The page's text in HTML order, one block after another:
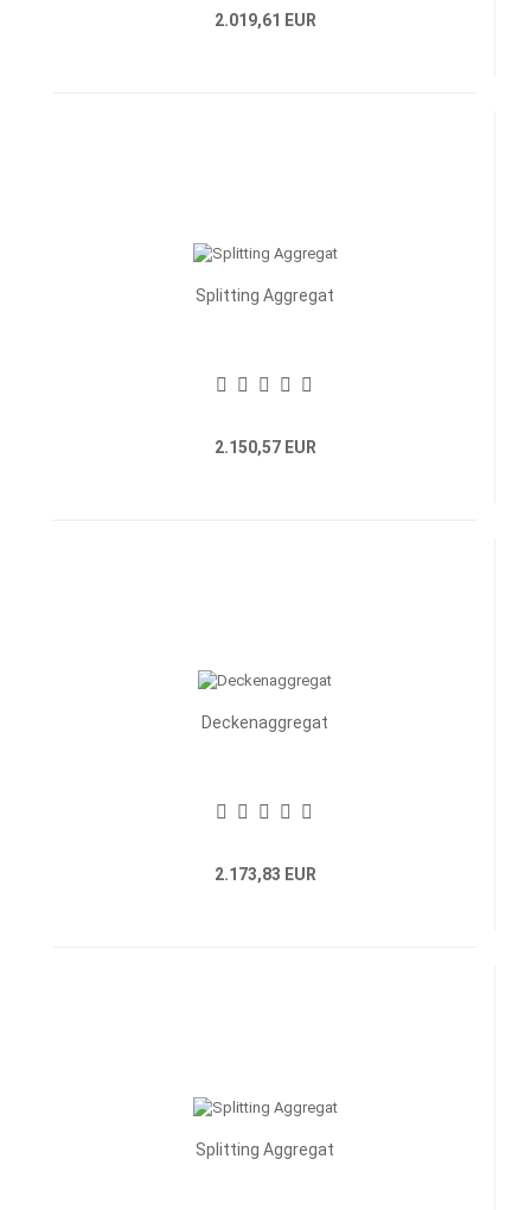
2.019,61 EUR
Splitting Aggregat
2.150,57 EUR
Deckenaggregat
2.173,83 EUR
Splitting Aggregat